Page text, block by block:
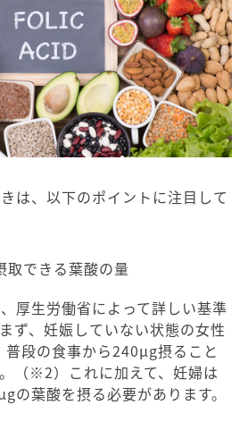
は、以下のポイントに注目して
取できる葉酸の量
厚生労働省によって詳しい基準
ず、妊娠していない状態の女性
普段の食事から240μg摂ること
（※2）これに加えて、妊婦は
の葉酸を摂る必要があります。